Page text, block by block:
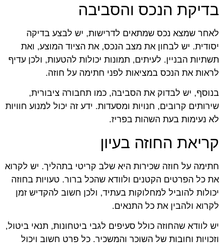
הנכס והסביבה
שמצא נכס שמתאים לדרישות, יש לבצע בדיקה
יש לבחון את מצב הנכס, את הציוד המוצע, ואת
הבניין. לעיתים, תמונות יכולות להטעות, ולכן עדיף
את הנכס במציאות לפני חתימה על חוזה.
יש לבדוק את הסביבה, כמו תחבורה ציבורית,
קרובים, חנויות ומסעדות. ידע זה יכול למנוע חוויות
נעימות בעת השהות בפריז.
החוזה בעיון
על חוזה שכירות היא שלב קריטי בתהליך. יש לקרוא
כל הפרטים הקטנים ולוודא שהכל ברור. טעויות בחוזה
להוביל למחלוקות בעתיד, ולכן חשוב להקדיש זמן
ולהבין את כל התנאים.
לוודא שהחוזה כולל סעיפים לגבי ביטחונות, תנאי ביטול,
וחובות של השוכר והמשכיר. כל פרט חשוב ויכול